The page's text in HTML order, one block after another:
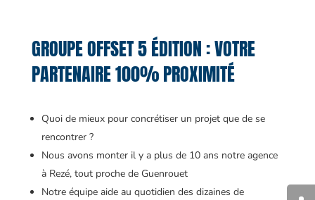
GROUPE OFFSET 5 ÉDITION : VOTRE
PARTENAIRE 100% PROXIMITÉ
Quoi de mieux pour concrétiser un projet que de se
rencontrer ?
Nous avons monter il y a plus de 10 ans notre agence
à Rezé, tout proche de Guenrouet
Notre équipe aide au quotidien des dizaines de